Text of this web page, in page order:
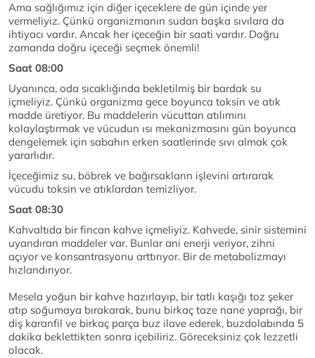
Ama sağlığımız için diğer içeceklere de gün içinde yer
vermeliyiz. Çünkü organizmanın sudan başka sıvılara da
ihtiyacı vardır. Ancak her içeceğin bir saati vardır. Doğru
zamanda doğru içeceği seçmek önemli!
Saat 08:00
Uyanınca, oda sıcaklığında bekletilmiş bir bardak su
içmeliyiz. Çünkü organizma gece boyunca toksin ve atık
madde üretiyor. Bu maddelerin vücuttan atılımını
kolaylaştırmak ve vücudun ısı mekanizmasını gün boyunca
dengelemek için sabahın erken saatlerinde sıvı almak çok
yararlıdır.
İçeceğimiz su, böbrek ve bağırsakların işlevini artırarak
vücudu toksin ve atıklardan temizliyor.
Saat 08:30
Kahvaltıda bir fincan kahve içmeliyiz. Kahvede, sinir sistemini
uyandıran maddeler var. Bunlar ani enerji veriyor, zihni
açıyor ve konsantrasyonu arttırıyor. Bir de metabolizmayı
hızlandırıyor.
Mesela yoğun bir kahve hazırlayıp, bir tatlı kaşığı toz şeker
atıp soğumaya bırakarak, bunu birkaç taze nane yaprağı, bir
diş karanfil ve birkaç parça buz ilave ederek, buzdolabında 5
dakika beklettikten sonra içebiliriz. Göreceksiniz çok lezzetli
olacak.